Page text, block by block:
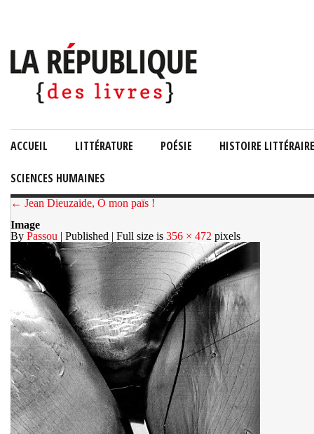
ACCUEIL LITTÉRATURE POÉSIE HISTOIRE LITTÉRAIRE
SCIENCES HUMAINES
← Jean Dieuzaide, Ô mon païs !
Image
By Passou | Published | Full size is 356 × 472 pixels